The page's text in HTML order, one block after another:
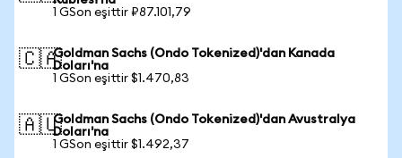
1 GSon eşittir ₽87.101,79
🇨🇦Goldman Sachs (Ondo Tokenized)'dan Kanada
Doları'na
1 GSon eşittir $1.470,83
🇦🇺Goldman Sachs (Ondo Tokenized)'dan Avustralya
Doları'na
1 GSon eşittir $1.492,37